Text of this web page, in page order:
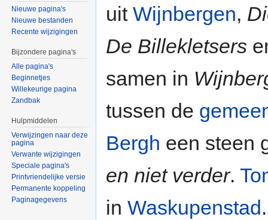
uit Wijnbergen,
De Billekletsers
samen in
tussen de
Bergh een steen
en niet verder.
in Waskupenstad .
Nieuwe pagina's
Nieuwe bestanden
Recente wijzigingen
Bijzondere pagina's
Alle pagina's
Beginnetjes
Willekeurige pagina
Zandbak
Hulpmiddelen
Verwijzingen naar deze
pagina
Verwante wijzigingen
Speciale pagina's
Printvriendelijke versie
Permanente koppeling
Paginagegevens